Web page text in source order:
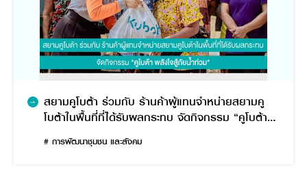
สยามคูโบต้า ร่วมกับ ร้านค้าผู้แทนจำหน่ายสยามคู
โบต้าในพื้นที่ที่ได้รับผลกระทบ จัดกิจกรรม “คูโบต้า
# การพัฒนาชุมชน และสังคม